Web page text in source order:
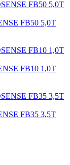
FB50 5,0Т
FB10 1,0Т
FB35 3,5Т